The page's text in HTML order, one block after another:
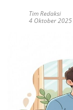
Tim Redaksi
4 Oktober 2025